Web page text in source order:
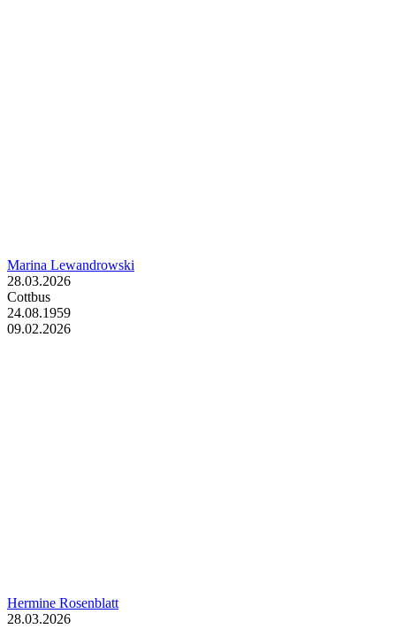
Marina Lewandrowski
28.03.2026
Cottbus
24.08.1959
09.02.2026
Hermine Rosenblatt
28.03.2026